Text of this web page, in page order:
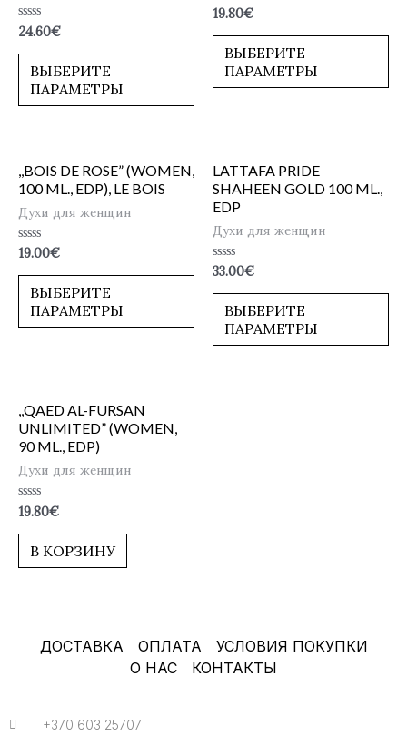
Оценка
из
24.60€
ВЫБЕРИТЕ
ПАРАМЕТРЫ
Оценка
из
19.80€
ВЫБЕРИТЕ
ПАРАМЕТРЫ
,,BOIS DE ROSE” (WOMEN,
100 ML., EDP), LE BOIS
Духи для женщин
Оценка
из
19.00€
ВЫБЕРИТЕ
ПАРАМЕТРЫ
LATTAFA PRIDE
SHAHEEN GOLD 100 ML.,
EDP
Духи для женщин
Оценка
из
33.00€
ВЫБЕРИТЕ
ПАРАМЕТРЫ
,,QAED AL-FURSAN
UNLIMITED” (WOMEN,
90 ML., EDP)
Духи для женщин
Оценка
0
из
19.80€
В КОРЗИНУ
ДОСТАВКА ОПЛАТА
УСЛОВИЯ ПОКУПКИ
О НАС
КОНТАКТЫ
+370 603 25707